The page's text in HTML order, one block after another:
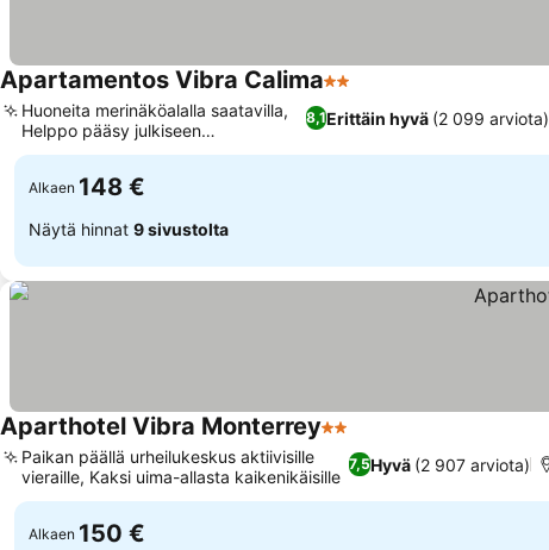
Apartamentos Vibra Calima2 Tähtiluokitus
8,1Erittäin hyvä (2 099 arviota)
Huoneita merinäköalalla saatavilla,
Helppo pääsy julkiseen
liikenteeseen
Alkaen 148 €
Näytä hinnat 9 sivustolta
Aparthotel Vibra Monterrey2 Tähtiluokitus
7,5Hyvä (2 907 arviota)
Paikan päällä urheilukeskus aktiivisille
vieraille, Kaksi uima-allasta kaikenikäisille
Alkaen 150 €